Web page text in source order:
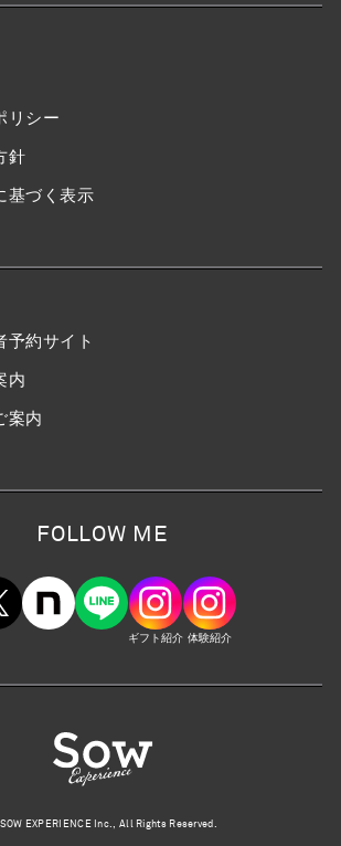
リシー
針
基づく表示
予約サイト
内
案内
FOLLOW ME
ギフト紹介 体験紹介
EXPERIENCE Inc., All Rights Reserved.